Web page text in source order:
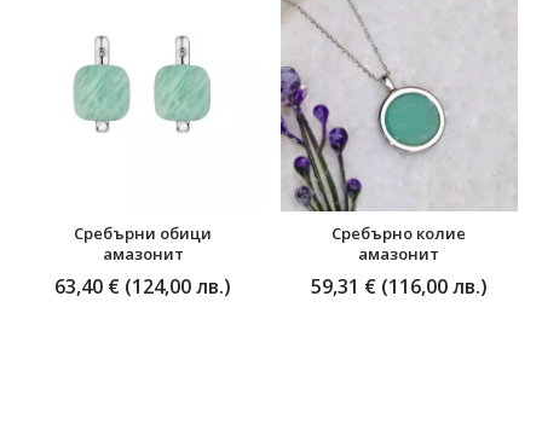
Сребърни обици
амазонит
63,40 € (124,00 лв.)
Сребърно колие
aмазонит
59,31 € (116,00 лв.)